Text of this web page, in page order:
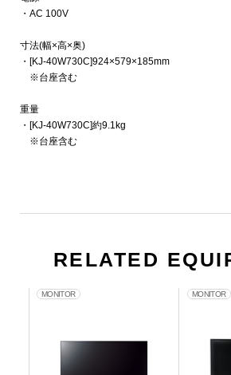
・AC 100V
寸法(幅×高×奥)
・[KJ-40W730C]924×579×185mm
※台座含む
重量
・[KJ-40W730C]約9.1kg
※台座含む
RELATED
MONITOR MONITOR